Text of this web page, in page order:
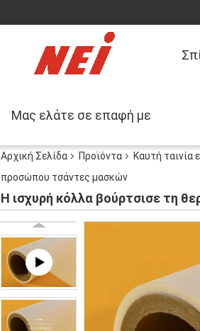
Μας ελάτε σε επαφή με
Αρχική Σελίδα Προϊόντα Καυτή ταινία
προσώπου τσάντες μασκών
Η ισχυρή κόλλα βούρτσισε τη